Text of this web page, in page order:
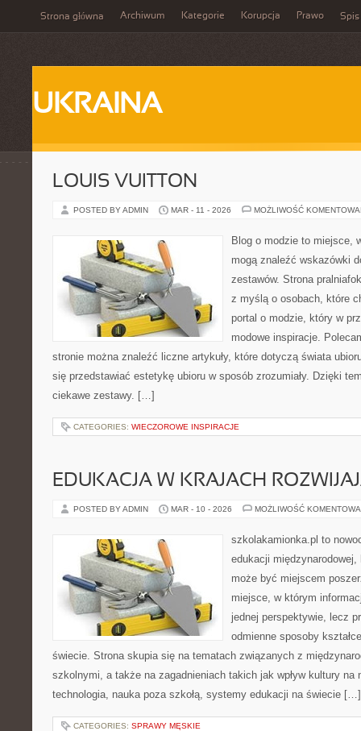
Strona główna Archiwum Kategorie Korupcja Prawo Spis
UKRAINA
LOUIS VUITTON
POSTED BY ADMIN MAR - 11 - 2026 MOŻLIWOŚĆ
Blog o modzie to miejsce,
mogą znaleźć wskazówki
zestawów. Strona
z myślą o osobach, które
portal o modzie, który w
modowe inspiracje.
stronie można znaleźć liczne artykuły, które dotyczą świata
się przedstawiać estetykę ubioru w sposób zrozumiały. Dzięki
ciekawe zestawy. […]
CATEGORIES: WIECZOROWE INSPIRACJE
EDUKACJA W KRAJACH
POSTED BY ADMIN MAR - 10 - 2026 MOŻLIWOŚĆ
szkolakamionka.pl to
edukacji
może być miejscem
miejsce, w którym
jednej perspektywie, lecz
odmienne sposoby
świecie. Strona skupia się na tematach związanych z
szkolnymi, a także na zagadnieniach takich jak wpływ kultury na
technologia, nauka poza szkołą, systemy edukacji na świecie […]
CATEGORIES: SPRAWY MĘSKIE